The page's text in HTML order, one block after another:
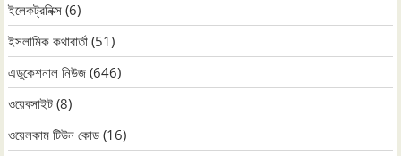
ইলেকট্রনিক্স (6)
ইসলামিক কথাবার্তা (51)
এডুকেশনাল নিউজ (646)
ওয়েবসাইট (8)
ওয়েলকাম টিউন কোড (16)